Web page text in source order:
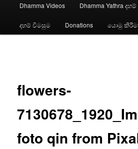
Dhamma Videos Dhamma Yathra
දහම් විමසුම Donations යොමු
flowers-
foto qin from